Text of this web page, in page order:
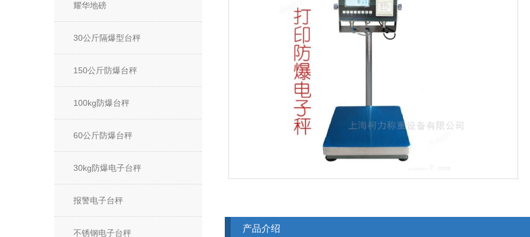
耀华地磅
30公斤隔爆型台秤
150公斤防爆台秤
100kg防爆台秤
60公斤防爆台秤
30kg防爆电子台秤
报警电子台秤
不锈钢电子台秤 产品介绍